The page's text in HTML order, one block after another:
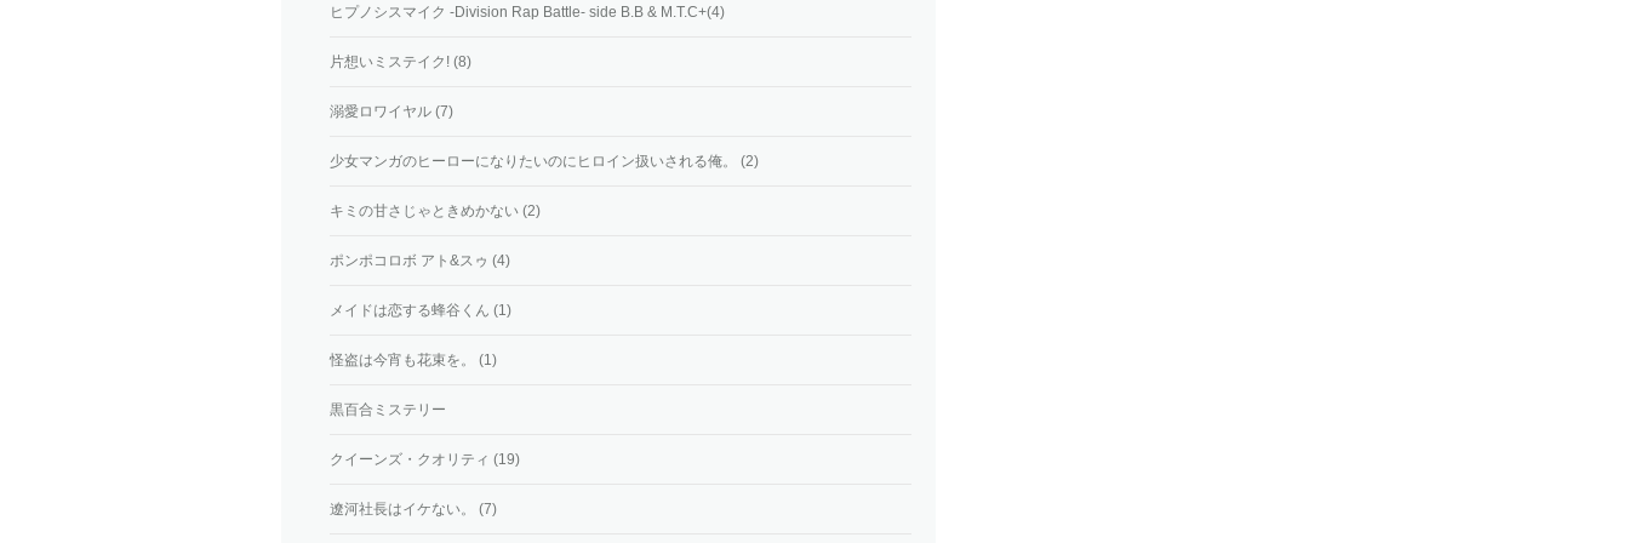
ヒプノシスマイク -Division Rap Battle- side B.B & M.T.C+(4)
片想いミステイク! (8)
溺愛ロワイヤル (7)
少女マンガのヒーローになりたいのにヒロイン扱いされる俺。 (2)
キミの甘さじゃときめかない (2)
ポンポコロボ アト&スゥ (4)
メイドは恋する蜂谷くん (1)
怪盗は今宵も花束を。 (1)
黒百合ミステリー
クイーンズ・クオリティ (19)
遼河社長はイケない。 (7)